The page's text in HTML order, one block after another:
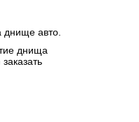
днище авто.
днища